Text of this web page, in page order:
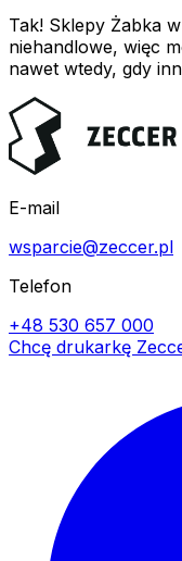
Tak! Sklepy Żabka
niehandlowe, więc
nawet wtedy, gdy
E-mail
wsparcie@zeccer.pl
Telefon
+48 530 657 000
Chcę drukarkę